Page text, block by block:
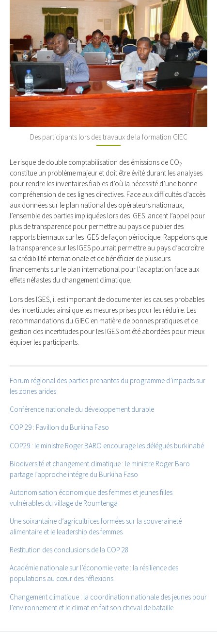
Des participants lors des travaux de la formation GIEC
Le risque de double comptabilisation des émissions de CO2
constitue un problème majeur et doit être évité durant les analyses
pour rendre les inventaires fiables d’où la nécessité d’une bonne
compréhension de ces lignes directives. Face aux difficultés d’accès
aux données sur le plan national des opérateurs nationaux,
l’ensemble des parties impliquées lors des IGES lancent l’appel pour
plus de transparence pour permettre au pays de publier des
rapports biennaux sur les IGES de façon périodique. Rappelons que
la transparence sur les IGES pourrait permettre au pays d’accroître
sa crédibilité internationale et de bénéficier de plusieurs
financements sur le plan international pour l’adaptation face aux
effets néfastes du changement climatique.
Lors des IGES, il est important de documenter les causes probables
des incertitudes ainsi que les mesures prises pour les réduire. Les
recommandations du GIEC en matière de bonnes pratiques et de
gestion des incertitudes pour les IGES ont été abordées pour mieux
équiper les participants.
Forum régional des parties prenantes du programme d’impacts sur
les zones arides
Conférence nationale du développement durable
COP 29 : Pavillon du Burkina Faso
COP29 : le ministre Roger BARO encourage les délégués burkinabé
Biodiversité et changement climatique : le ministre Roger Baro
partage l’approche intégre du Burkina Faso
Autonomisation économique des femmes et jeunes filles
vulnérables du village de Roumtenga
Une soixantaine d’agricultrices formées sur la souveraineté
alimentaire et le leadership des femmes
Restitution des conclusions de la COP 28
Académie nationale sur l’économie verte : la résilience des
populations au cœur des réflexions
Changement climatique : la coordination nationale des jeunes pour
l’environnement et le climat en fait son cheval de bataille